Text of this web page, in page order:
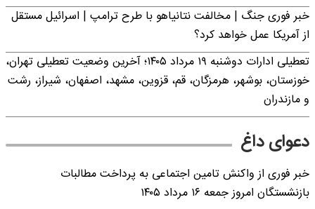
خبر فوری جنگ | مخالفت نتانیاهو با طرح ترامپ | اسرائیل مستقل
از آمریکا عمل خواهد کرد؟
تعطیلی ادارات دوشنبه ۱۹ مرداد ۱۴۰۵؛ آخرین وضعیت تعطیلی تهران،
خوزستان، بوشهر، هرمزگان، قم، قزوین، مشهد، اصفهان، شیراز، رشت
و مازندران
دعوای داغ
خبر فوری از واکنش تامین اجتماعی به پرداخت مطالبات
بازنشستگان امروز جمعه ۱۶ مرداد ۱۴۰۵